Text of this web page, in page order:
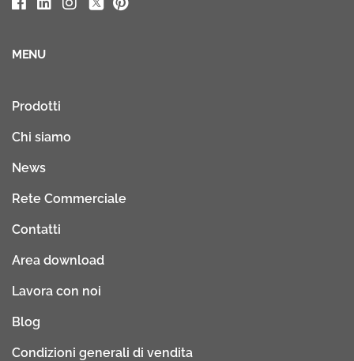
MENU
Prodotti
Chi siamo
News
Rete Commerciale
Contatti
Area download
Lavora con noi
Blog
Condizioni generali di vendita